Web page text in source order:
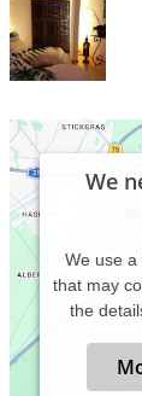
We
We use
that may
the